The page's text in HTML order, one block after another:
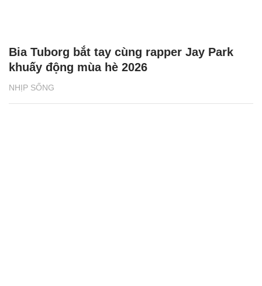
NHỊP SỐNG
Bia Tuborg bắt tay cùng rapper Jay Park
khuấy động mùa hè 2026